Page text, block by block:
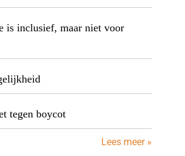
is inclusief, maar niet voor
tegen boycot
Lees meer »